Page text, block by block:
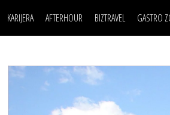
KARIJERA
LJUDI (HR)
AFTERHOUR
KNJIGE
AUTO SVET
BIZTRAVEL GASTRO
POSAO
MOJ UGAO
USAVRŠAVANJE
KNOW-HOW
FILM I SCENA
AUTO SVET
STIL
WELLBEING